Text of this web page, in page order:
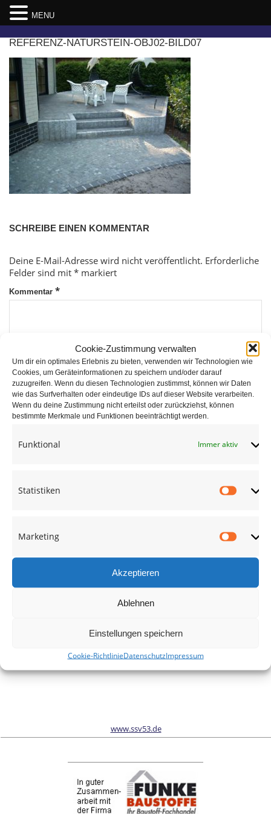
Cookie-Zustimmung verwalten
Um dir ein optimales Erlebnis zu bieten, verwenden wir Technologien wie
Cookies, um Geräteinformationen zu speichern und/oder darauf
zuzugreifen. Wenn du diesen Technologien zustimmst, können wir Daten
wie das Surfverhalten oder eindeutige IDs auf dieser Website verarbeiten.
Wenn du deine Zustimmung nicht erteilst oder zurückziehst, können
bestimmte Merkmale und Funktionen beeinträchtigt werden.
Funktional Immer aktiv
Statistiken
Marketing
Akzeptieren
Ablehnen
Einstellungen speichern
Cookie-RichtlinieDatenschutzImpressum
content
REFERENZ-NATURSTEIN-OBJ02-BILD07
SCHREIBE EINEN KOMMENTAR
Deine E-Mail-Adresse wird nicht veröffentlicht. Erforderliche
Felder sind mit * markiert
Kommentar *
Name *
*
Website
diesem Browser für die nächste Kommentierung speichern.
Wir sind Sponsor vom Schönwalder Sportverein SSV53
www.ssv53.de
MENU